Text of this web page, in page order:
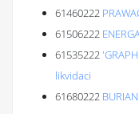
61460222
61506222
61535222
likvidaci
61680222